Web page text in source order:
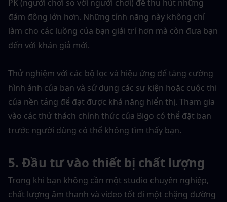
PK (người chơi so với người chơi) để thu hút những
đám đông lớn hơn. Những tính năng này không chỉ
làm cho các luồng của bạn giải trí hơn mà còn đưa bạn
đến với khán giả mới.
Thử nghiệm với các bộ lọc và hiệu ứng để tăng cường
hình ảnh của bạn và sử dụng các sự kiện hoặc cuộc thi
của nền tảng để đạt được khả năng hiển thị. Tham gia
vào các thử thách chính thức của Bigo có thể đặt bạn
trước người dùng có thể không tìm thấy bạn.
5. Đầu tư vào thiết bị chất lượng
Trong khi bạn không cần một studio chuyên nghiệp,
chất lượng âm thanh và video tốt đi một chặng đường